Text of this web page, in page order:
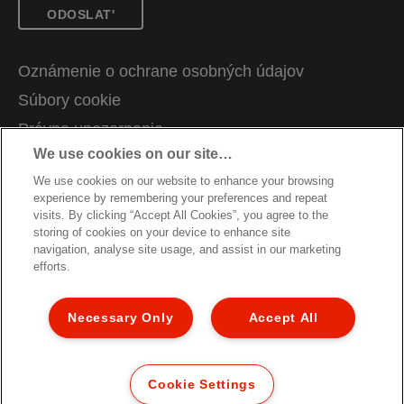
ODOSLAT'
Oznámenie o ochrane osobných údajov
Súbory cookie
Právne upozornenia
Odtlačok
Správa mojich údajov
Kariéra
Pokyny na recykláciu obalov
Záručné podmienky
Vyhlásenie o zhode
Mapa stránok
© 2026 ACCO Brands. Všetky práva vyhradené.
We use cookies on our site…
We use cookies on our website to enhance your browsing
experience by remembering your preferences and repeat
visits. By clicking “Accept All Cookies”, you agree to the
storing of cookies on your device to enhance site
navigation, analyse site usage, and assist in our marketing
efforts.
Accept All
Necessary Only
Cookie Settings